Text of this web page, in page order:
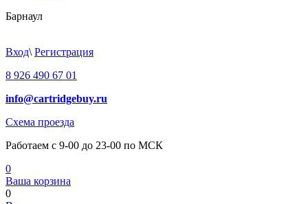
Барнаул
Вход\ Регистрация
8 926 490 67 01
info@cartridgebuy.ru
Схема проезда
Работаем с 9-00 до 23-00 по МСК
0
Ваша корзина
0